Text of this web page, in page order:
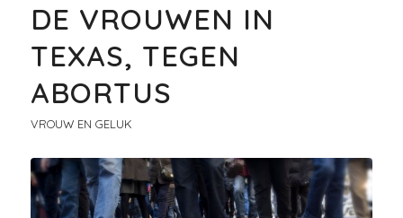
DE VROUWEN IN
TEXAS, TEGEN
ABORTUS
VROUW EN GELUK